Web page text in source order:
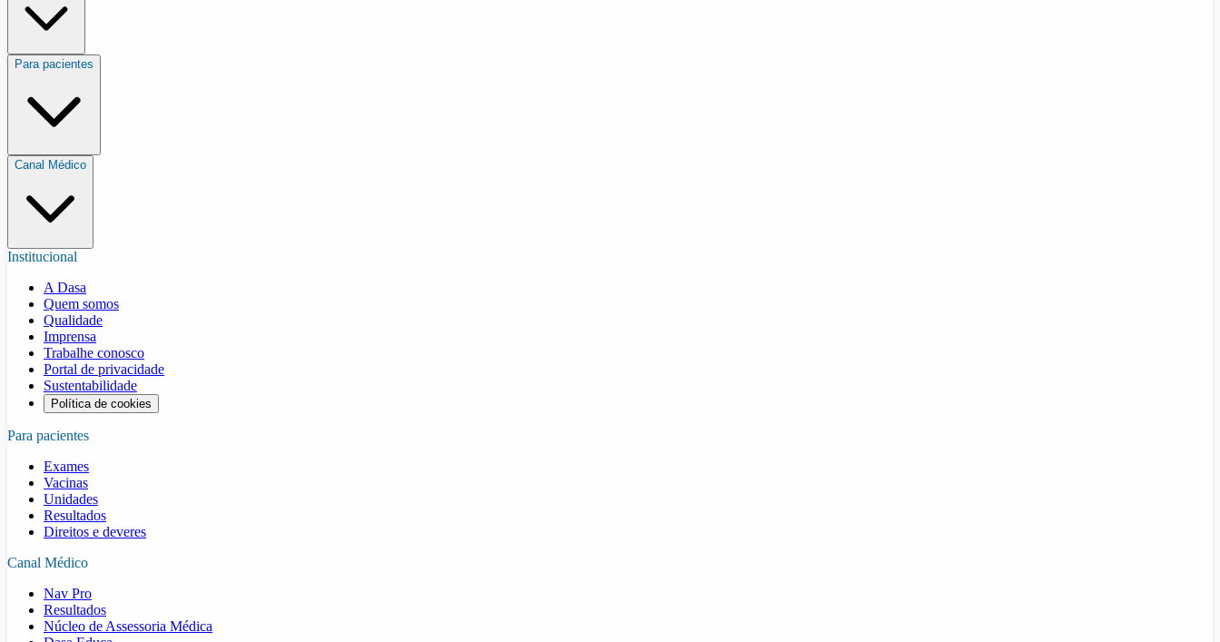
Para pacientes
Canal Médico
Institucional
A Dasa
Quem somos
Qualidade
Imprensa
Trabalhe conosco
Portal de privacidade
Sustentabilidade
Política de cookies
Para pacientes
Exames
Vacinas
Unidades
Resultados
Direitos e deveres
Canal Médico
Nav Pro
Resultados
Núcleo de Assessoria Médica